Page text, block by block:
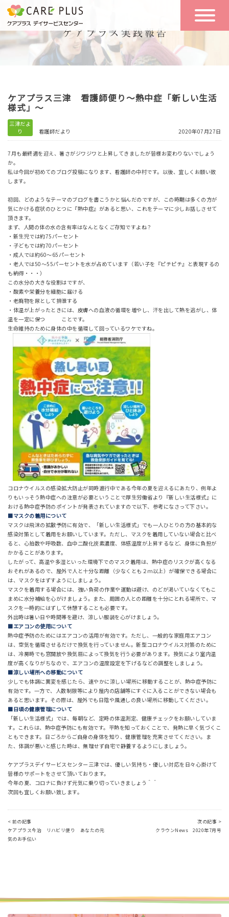
こんな方に
おすすめ
一日の流れ
一日体験
空き状況
実践報告
リクルート
お問い合わせ
ケアプラス三津 看護師便り～熱中症「新しい生活
様式」～
三津だよ
り
看護師だより 2020年07月27日
7月も最終週を迎え、暑さがジワジワと上昇してきましたが皆様お変わりないでしょう
か。
私は今回が初めてのブログ投稿になります、看護師の中村です。以後、宜しくお願い致
します。
初回、どのようなテーマのブログを書こうかと悩んだのですが、この時期は多くの方が
気にかける症状のひとつに『熱中症』があると思い、これをテーマに少しお話しさせて
頂きます。
まず、人間の体の水の含有率はなんとなくご存知ですよね？
・新生児では約75パーセント
・子どもでは約70パーセント
・成人では約60～65パーセント
・老人では50～55パーセントを水が占めています（若い子を『ピチピチ』と表現するの
も納得・・・）
この水分の大きな役割はですが、
・酸素や栄養分を細胞に届ける
・老廃物を尿として排泄する
・体温が上がったときには、皮膚への血液の循環を増やし、汗を出して熱を逃がし、体
温を一定に保つ ことです。
生命維持のために身体の中を循環して回っているワケですね。
コロナウイルスの感染拡大防止が同時進行中である今年の夏を迎えるにあたり、例年よ
りもいっそう熱中症への注意が必要ということで厚生労働省より『新しい生活様式』に
おける熱中症予防のポイントが発表されていますので以下、参考になさって下さい。
■マスクの着用について
マスクは飛沫の拡散予防に有効で、「新しい生活様式」でも一人ひとりの方の基本的な
感染対策として着用をお願いしています。ただし、マスクを着用していない場合と比べ
ると、心拍数や呼吸数、血中二酸化炭素濃度、体感温度が上昇するなど、身体に負担が
かかることがあります。
したがって、高温や多湿といった環境下でのマスク着用は、熱中症のリスクが高くなる
おそれがあるので、屋外で人と十分な距離（少なくとも２ｍ以上）が確保できる場合に
は、マスクをはずすようにしましょう。
マスクを着用する場合には、強い負荷の作業や運動は避け、のどが渇いていなくてもこ
まめに水分補給を心がけましょう。また、周囲の人との距離を十分にとれる場所で、マ
スクを一時的にはずして休憩することも必要です。
外出時は暑い日や時間帯を避け、涼しい服装を心がけましょう。
■エアコンの使用について
熱中症予防のためにはエアコンの活用が有効です。ただし、一般的な家庭用エアコン
は、空気を循環させるだけで換気を行っていません。新型コロナウイルス対策のために
は、冷房時でも窓開放や換気扇によって換気を行う必要があります。換気により室内温
度が高くなりがちなので、エアコンの温度設定を下げるなどの調整をしましょう。
■涼しい場所への移動について
少しでも体調に異変を感じたら、速やかに涼しい場所に移動することが、熱中症予防に
有効です。一方で、人数制限等により屋内の店舗等にすぐに入ることができない場合も
あると思います。その際は、屋外でも日陰や風通しの良い場所に移動してください。
■日頃の健康管理について
「新しい生活様式」では、毎朝など、定時の体温測定、健康チェックをお願いしていま
す。これらは、熱中症予防にも有効です。平熱を知っておくことで、発熱に早く気づくこ
ともできます。日ごろからご自身の身体を知り、健康管理を充実させてください。ま
た、体調が悪いと感じた時は、無理せず自宅で静養するようにしましょう。
ケアプラスデイサービスセンター三津では、優しい気持ち・優しい対応を日々心掛けて
皆様のサポートをさせて頂いております。
今年の夏、コロナに負けず元気に乗り切っていきましょう＾＾
次回も宜しくお願い致します。
< 前の記事
ケアプラス今治 リハビリ便り あなたの元
気のお手伝い
次の記事 >
クラウンNews 2020年7月号